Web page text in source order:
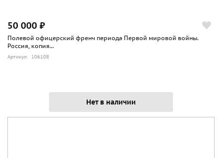
50 000 ₽
Полевой офицерский френч периода Первой мировой войны.
Россия, копия...
Артикул: 106108
Нет в наличии